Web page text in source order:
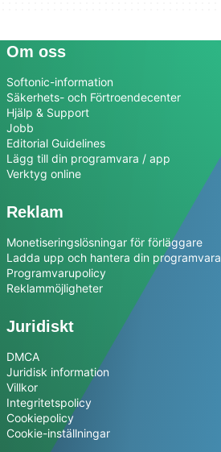
Om oss
Softonic-information
Säkerhets- och Förtroendecenter
Hjälp & Support
Jobb
Editorial Guidelines
Lägg till din programvara / app
Verktyg online
Reklam
Monetiseringslösningar för förläggare
Ladda upp och hantera din programvara
Programvarupolicy
Reklammöjligheter
Juridiskt
DMCA
Juridisk information
Villkor
Integritetspolicy
Cookiepolicy
Cookie-inställningar